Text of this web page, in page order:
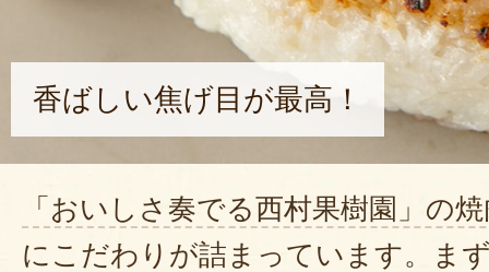
香ばしい焦げ目が最高！
「おいしさ奏でる西村果樹園」の
にこだわりが詰まっています。ま